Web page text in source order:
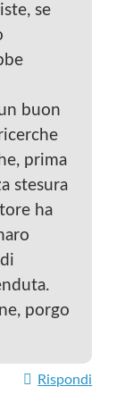
se
buon
prima
stesura
ha
porgo
Rispondi